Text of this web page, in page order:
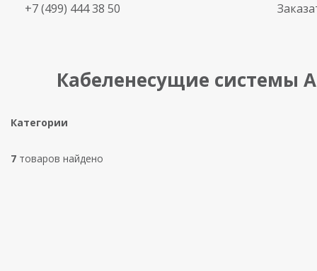
+7 (499) 444 38 50
Кабеленесущие системы
Категории
7 товаров найдено